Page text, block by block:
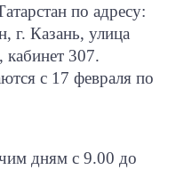
по адресу:
г. Казань, улица
кабинет 307.
с 17 февраля по
дням с 9.00 до